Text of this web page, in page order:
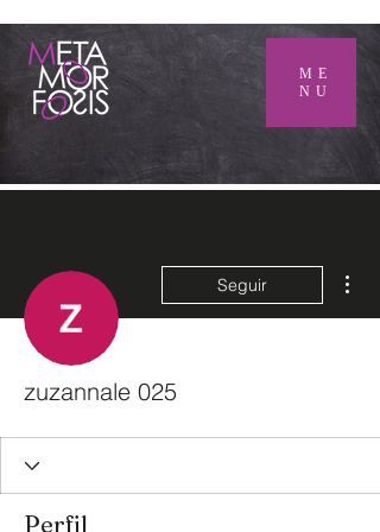
ME
NU
Seguir
zuzannale 025
Perfil